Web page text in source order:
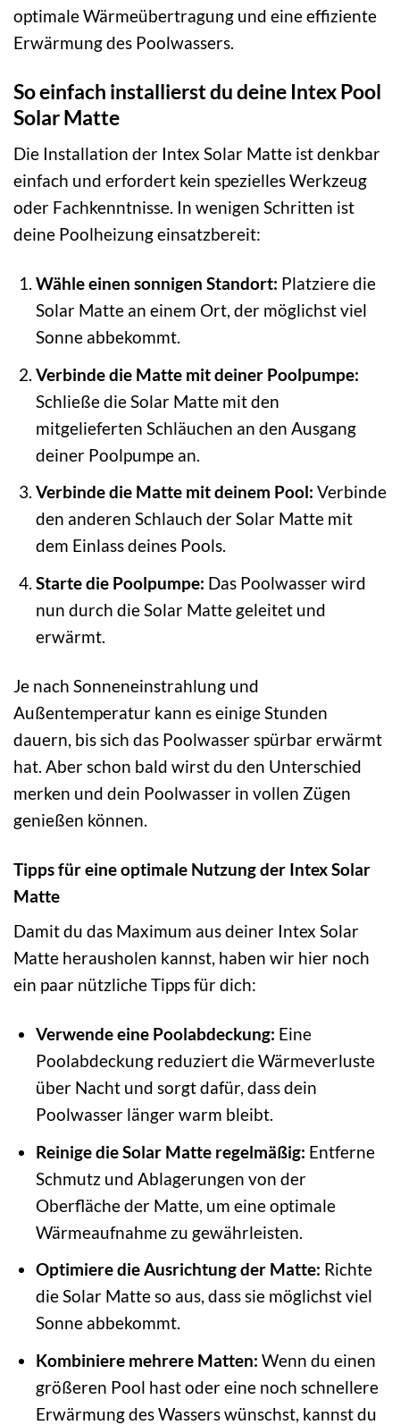
optimale Wärmeübertragung und eine effiziente
Erwärmung des Poolwassers.
So einfach installierst du deine Intex Pool
Solar Matte
Die Installation der Intex Solar Matte ist denkbar
einfach und erfordert kein spezielles Werkzeug
oder Fachkenntnisse. In wenigen Schritten ist
deine Poolheizung einsatzbereit:
Wähle einen sonnigen Standort: Platziere die
Solar Matte an einem Ort, der möglichst viel
Sonne abbekommt.
Verbinde die Matte mit deiner Poolpumpe:
Schließe die Solar Matte mit den
mitgelieferten Schläuchen an den Ausgang
deiner Poolpumpe an.
Verbinde die Matte mit deinem Pool: Verbinde
den anderen Schlauch der Solar Matte mit
dem Einlass deines Pools.
Starte die Poolpumpe: Das Poolwasser wird
nun durch die Solar Matte geleitet und
erwärmt.
Je nach Sonneneinstrahlung und
Außentemperatur kann es einige Stunden
dauern, bis sich das Poolwasser spürbar erwärmt
hat. Aber schon bald wirst du den Unterschied
merken und dein Poolwasser in vollen Zügen
genießen können.
Tipps für eine optimale Nutzung der Intex Solar
Matte
Damit du das Maximum aus deiner Intex Solar
Matte herausholen kannst, haben wir hier noch
ein paar nützliche Tipps für dich:
Verwende eine Poolabdeckung: Eine
Poolabdeckung reduziert die Wärmeverluste
über Nacht und sorgt dafür, dass dein
Poolwasser länger warm bleibt.
Reinige die Solar Matte regelmäßig: Entferne
Schmutz und Ablagerungen von der
Oberfläche der Matte, um eine optimale
Wärmeaufnahme zu gewährleisten.
Optimiere die Ausrichtung der Matte: Richte
die Solar Matte so aus, dass sie möglichst viel
Sonne abbekommt.
Kombiniere mehrere Matten: Wenn du einen
größeren Pool hast oder eine noch schnellere
Erwärmung des Wassers wünschst, kannst du